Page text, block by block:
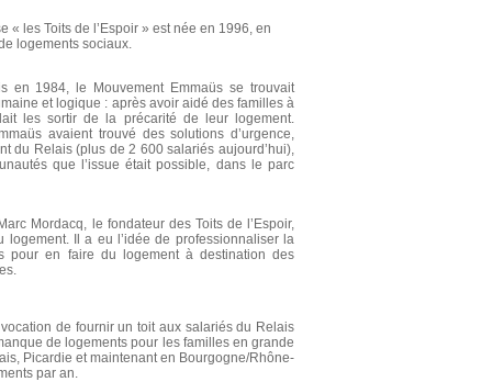
« les Toits de l’Espoir » est née en 1996, en
logements sociaux.
en 1984, le Mouvement Emmaüs se trouvait
et logique : après avoir aidé des familles à
les sortir de la précarité de leur logement.
avaient trouvé des solutions d’urgence,
du Relais (plus de 2 600 salariés aujourd’hui),
que l’issue était possible, dans le parc
Mordacq, le fondateur des Toits de l’Espoir,
logement. Il a eu l’idée de professionnaliser la
pour en faire du logement à destination des
de fournir un toit aux salariés du Relais
de logements pour les familles en grande
Picardie et maintenant en Bourgogne/Rhône-
par an.